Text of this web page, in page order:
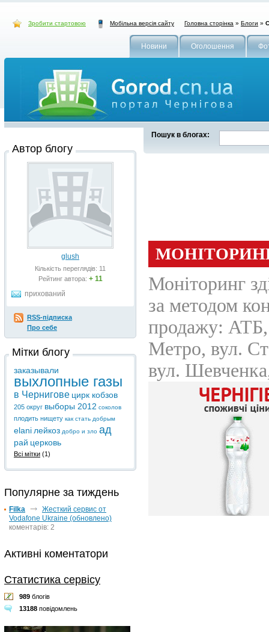
Зробити стартовою Мобільна версія сайту Головна сторінка » Блоги »
Новини Оголошення
Пошук в блогах:
Автор блогу
glush
Кількість переглядів: 11
Рейтинг автора: + 11
прихований
RSS-підписка
Про себе
Мітки блогу
заказывали
выхлопные газы
в Чернигове цирк кобзов
205 округ выборы 2012 соколов
плодить нищету как стать добрым
elani лейкоз добро и зло ад
рай церковь
Всі мітки (1)
Популярне за тиждень
Filka
Жесткий сервис от
Vodafone Ukraine (обновлено)
коментарів: 2
Активні коментатори
Статистика сервісу
989 блогів
13188 повідомлень